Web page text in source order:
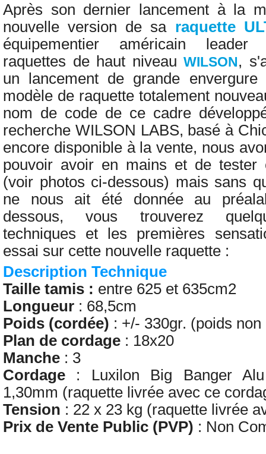
Après son dernier lancement à la
nouvelle version de sa raquette
équipementier américain
raquettes de haut niveauWILSON,
un lancement de grande
modèle de raquette totalement
nom de code de ce cadre
recherche WILSON LABS, basé à
encore disponible à la vente, nous
pouvoir avoir en mains et de tester
(voir photos ci-dessous) mais sans
ne nous ait été donnée au
dessous, vous trouverez
techniques et les premières
essai sur cette nouvelle raquette :
Description Technique
Taille tamis : entre 625 et 635cm2
Longueur : 68,5cm
Poids (cordée) : +/- 330gr. (poids
Plan de cordage : 18x20
Manche : 3
Cordage : Luxilon Big Banger
1,30mm (raquette livrée avec ce
Tension : 22 x 23 kg (raquette livrée
Prix de Vente Public (PVP) : Non